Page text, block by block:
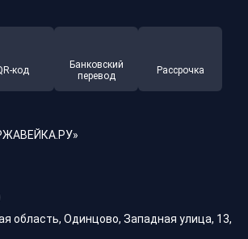
код
Банковский
перевод
Рассрочка
область, Одинцово, Западная улица, 13,